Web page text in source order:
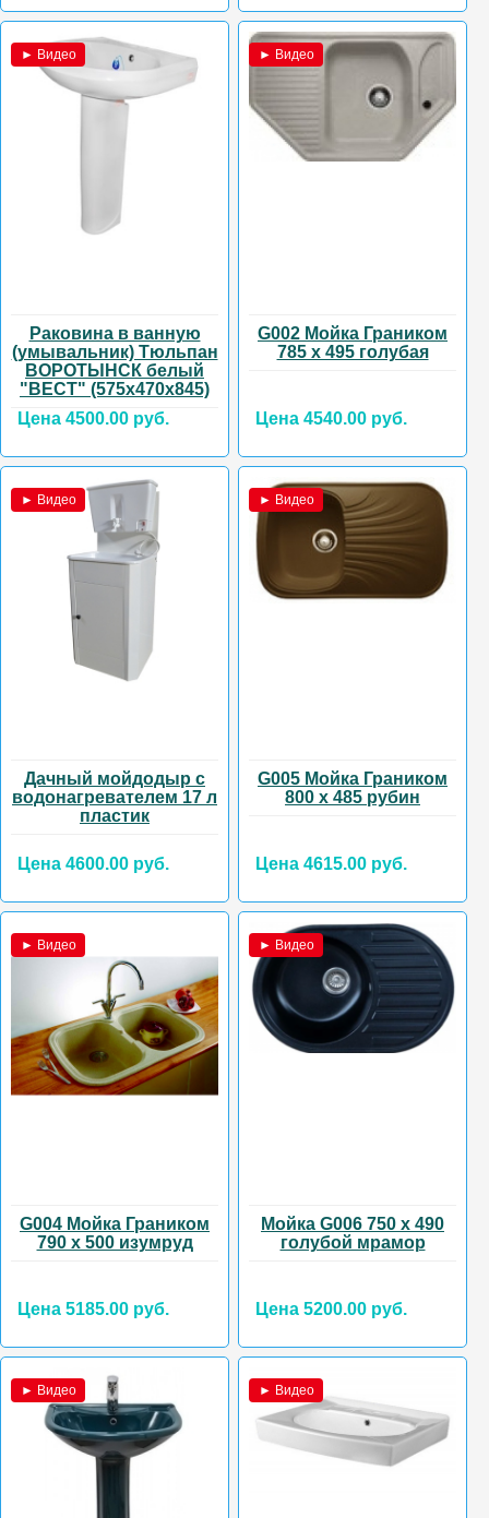
► Видео
Раковина в ванную
(умывальник) Тюльпан
ВОРОТЫНСК белый
"ВЕСТ" (575х470х845)
Цена 4500.00 руб.
► Видео
G002 Мойка Граником
785 х 495 голубая
Цена 4540.00 руб.
► Видео
Дачный мойдодыр с
водонагревателем 17 л
пластик
Цена 4600.00 руб.
► Видео
G005 Мойка Граником
800 х 485 рубин
Цена 4615.00 руб.
► Видео
G004 Мойка Граником
790 х 500 изумруд
Цена 5185.00 руб.
► Видео
Мойка G006 750 х 490
голубой мрамор
Цена 5200.00 руб.
► Видео ► Видео